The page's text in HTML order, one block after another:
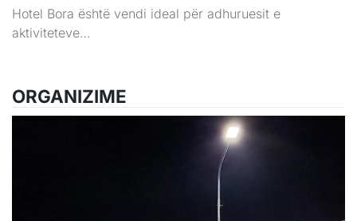
Hotel Bora është vendi ideal për adhuruesit e
aktiviteteve…
ORGANIZIME